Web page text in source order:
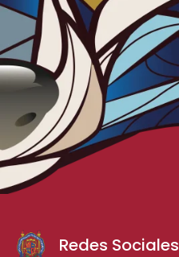
Redes Sociales